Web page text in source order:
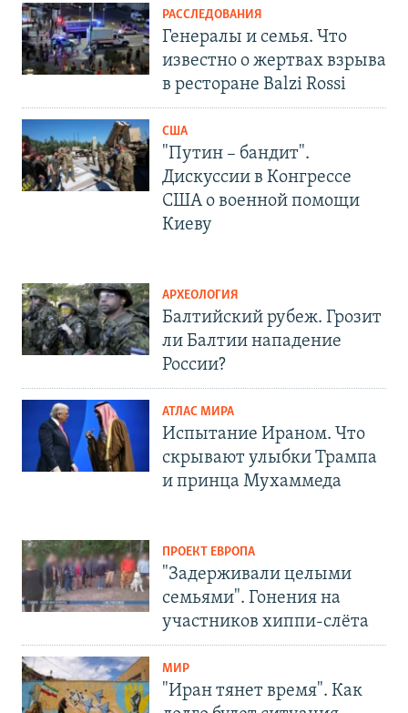
РАССЛЕДОВАНИЯ
Генералы и семья. Что
известно о жертвах взрыва
в ресторане Balzi Rossi
США
"Путин – бандит".
Дискуссии в Конгрессе
США о военной помощи
Киеву
АРХЕОЛОГИЯ
Балтийский рубеж. Грозит
ли Балтии нападение
России?
АТЛАС МИРА
Испытание Ираном. Что
скрывают улыбки Трампа
и принца Мухаммеда
ПРОЕКТ ЕВРОПА
"Задерживали целыми
семьями". Гонения на
участников хиппи-слёта
МИР
"Иран тянет время". Как